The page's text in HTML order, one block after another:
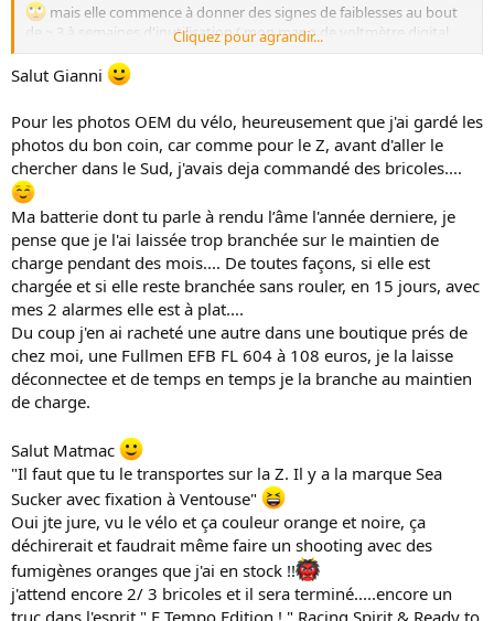
mais elle commence à donner des signes de faiblesses au bout
de ~ 3 à semaines d'inutilisation ( mon mano de voltmètre digital
affiche 11.7 contact mis en seulement 12 jours depuis le retour du
Mans Classic.
Et toi, la tienne, comment elle va ?
Sur ma MRS3 achetée en 2016, j'ai une Varta ( D15 il me semble ) qui
avait été changé par l'ancien proprio mais sans savoir à quelle date
et donc, elle a au minimum 10 ans voir bien plus et toujours OK
Du coup, je pense avoir en 2018 payé bien plus qu'une Varta en
achetant une Fulmen pour sa notoriété je pense
Cliquez pour agrandir...
Salut Gianni
Pour les photos OEM du vélo, heureusement que j'ai gardé les
photos du bon coin, car comme pour le Z, avant d'aller le
chercher dans le Sud, j'avais deja commandé des bricoles....
Ma batterie dont tu parle à rendu l’âme l'année derniere, je
pense que je l'ai laissée trop branchée sur le maintien de
charge pendant des mois.... De toutes façons, si elle est
chargée et si elle reste branchée sans rouler, en 15 jours, avec
mes 2 alarmes elle est à plat....
Du coup j'en ai racheté une autre dans une boutique prés de
chez moi, une Fullmen EFB FL 604 à 108 euros, je la laisse
déconnectee et de temps en temps je la branche au maintien
de charge.
Salut Matmac
"Il faut que tu le transportes sur la Z. Il y a la marque Sea
Sucker avec fixation à Ventouse"
Oui jte jure, vu le vélo et ça couleur orange et noire, ça
déchirerait et faudrait même faire un shooting avec des
fumigènes oranges que j'ai en stock !!
j'attend encore 2/ 3 bricoles et il sera terminé.....encore un
truc dans l'esprit " E Tempo Edition ! " Racing Spirit & Ready to